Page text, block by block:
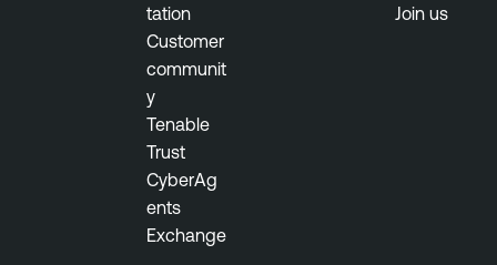
tation
Customer
communit
y
Tenable
Trust
CyberAg
ents
Exchange
Join us